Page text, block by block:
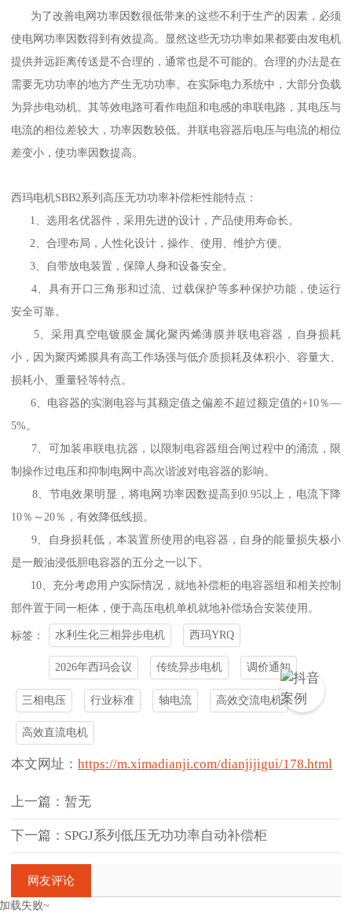
为了改善电网功率因数很低带来的这些不利于生产的因素，必须
使电网功率因数得到有效提高。显然这些无功功率如果都要由发电机
提供并远距离传送是不合理的，通常也是不可能的。合理的办法是在
需要无功功率的地方产生无功功率。在实际电力系统中，大部分负载
为异步电动机。其等效电路可看作电阻和电感的串联电路，其电压与
电流的相位差较大，功率因数较低。并联电容器后电压与电流的相位
差变小，使功率因数提高。
西玛电机SBB2系列高压无功功率补偿柜性能特点：
1、选用名优器件，采用先进的设计，产品使用寿命长。
2、合理布局，人性化设计，操作、使用、维护方便。
3、自带放电装置，保障人身和设备安全。
4、具有开口三角形和过流、过载保护等多种保护功能，使运行
安全可靠。
5、采用真空电镀膜金属化聚丙烯薄膜并联电容器，自身损耗
小，因为聚丙烯膜具有高工作场强与低介质损耗及体积小、容量大、
损耗小、重量轻等特点。
6、电容器的实测电容与其额定值之偏差不超过额定值的+10％—
5%。
7、可加装串联电抗器，以限制电容器组合闸过程中的涌流，限
制操作过电压和抑制电网中高次谐波对电容器的影响。
8、节电效果明显，将电网功率因数提高到0.95以上，电流下降
10％～20％，有效降低线损。
9、自身损耗低，本装置所使用的电容器，自身的能量损失极小
是一般油浸低胆电容器的五分之一以下。
10、充分考虑用户实际情况，就地补偿柜的电容器组和相关控制
部件置于同一柜体，便于高压电机单机就地补偿场合安装使用。
标签： 水利生化三相异步电机 西玛YRQ
2026年西玛会议 传统异步电机 调价通知
三相电压 行业标准 轴电流 高效交流电机
高效直流电机
本文网址： https://m.ximadianji.com/dianjijigui/178.html
上一篇：暂无
下一篇：SPGJ系列低压无功功率自动补偿柜
网友评论
加载失败~